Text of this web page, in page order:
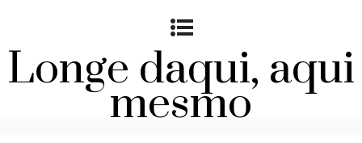
Longe daqui, aqui
mesmo